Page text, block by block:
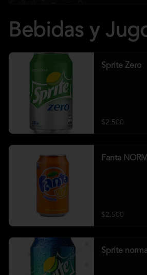
Bebidas y
Sprite Zero
$2.500
Fanta
$2.500
Sprite